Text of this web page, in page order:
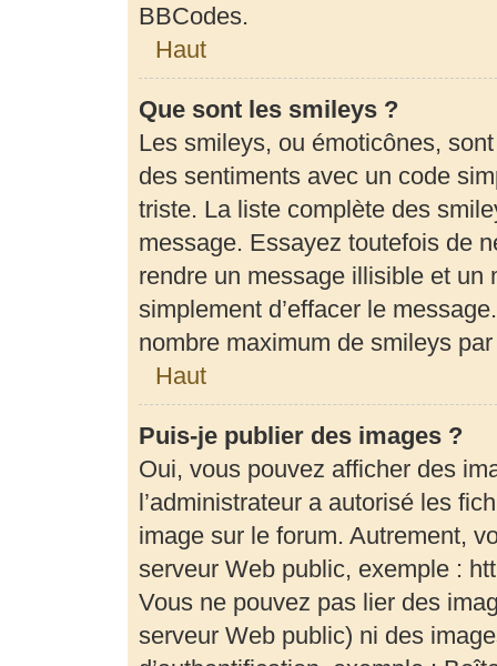
BBCodes.
Haut
Que sont les smileys ?
Les smileys, ou émoticônes,
des sentiments avec un code
triste. La liste complète des
message. Essayez toutefois de
rendre un message illisible et un
simplement d’effacer le
nombre maximum de smileys
Haut
Puis-je publier des images ?
Oui, vous pouvez afficher des
l’administrateur a autorisé les
image sur le forum. Autrement,
serveur Web public, exemple :
Vous ne pouvez pas lier des
serveur Web public) ni des